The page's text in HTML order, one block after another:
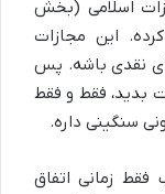
۶۵۰ قانون مجازات اسلامی (بخش
این مجازات
نقدی باشه. پس
بدید، فقط و فقط
سنگینی داره.
زمانی اتفاق